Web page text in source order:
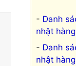
Danh
nhật
Danh
nhật